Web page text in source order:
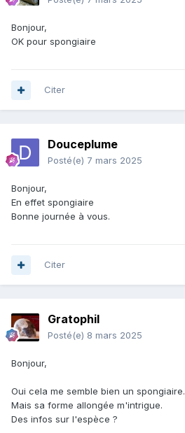
Bonjour,
OK pour spongiaire
Citer
Douceplume
Posté(e) 7 mars 2025
Bonjour,
En effet spongiaire
Bonne journée à vous.
Citer
Gratophil
Posté(e) 8 mars 2025
Bonjour,
Oui cela me semble bien un spongiaire.
Mais sa forme allongée m'intrigue.
Des infos sur l'espèce ?